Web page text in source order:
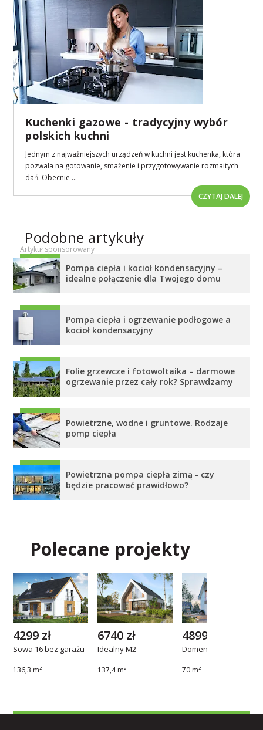
Kuchenki gazowe - tradycyjny wybór
polskich kuchni
Jednym z najważniejszych urządzeń w kuchni jest kuchenka, która
pozwala na gotowanie, smażenie i przygotowywanie rozmaitych
dań. Obecnie ...
CZYTAJ DALEJ
Podobne artykuły
Pompa ciepła i kocioł kondensacyjny –
idealne połączenie dla Twojego domu
Pompa ciepła i ogrzewanie podłogowe a
kocioł kondensacyjny
Folie grzewcze i fotowoltaika – darmowe
ogrzewanie przez cały rok? Sprawdzamy
Powietrzne, wodne i gruntowe. Rodzaje
pomp ciepła
Powietrzna pompa ciepła zimą - czy
będzie pracować prawidłowo?
Polecane projekty
Sowa 16 bez garażu
136,3 m²
4299 zł
Idealny M2
137,4 m²
6740 zł
Domena 208 C2
70 m²
4899 zł